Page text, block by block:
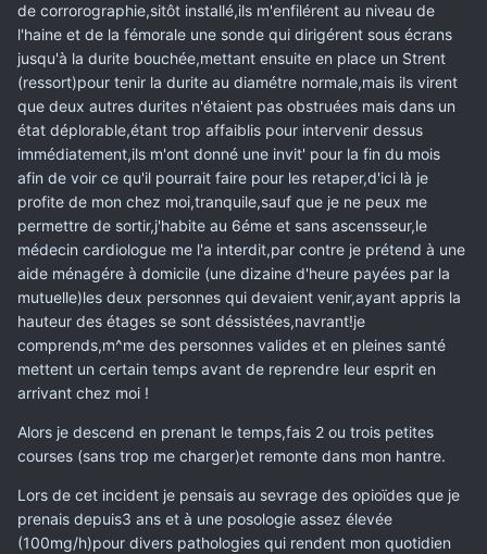
de corrorographie,sitôt installé,ils m'enfilérent au niveau de
l'haine et de la fémorale une sonde qui dirigérent sous écrans
jusqu'à la durite bouchée,mettant ensuite en place un Strent
(ressort)pour tenir la durite au diamétre normale,mais ils virent
que deux autres durites n'étaient pas obstruées mais dans un
état déplorable,étant trop affaiblis pour intervenir dessus
immédiatement,ils m'ont donné une invit' pour la fin du mois
afin de voir ce qu'il pourrait faire pour les retaper,d'ici là je
profite de mon chez moi,tranquile,sauf que je ne peux me
permettre de sortir,j'habite au 6éme et sans ascensseur,le
médecin cardiologue me l'a interdit,par contre je prétend à une
aide ménagére à domicile (une dizaine d'heure payées par la
mutuelle)les deux personnes qui devaient venir,ayant appris la
hauteur des étages se sont déssistées,navrant!je
comprends,m^me des personnes valides et en pleines santé
mettent un certain temps avant de reprendre leur esprit en
arrivant chez moi !
Alors je descend en prenant le temps,fais 2 ou trois petites
courses (sans trop me charger)et remonte dans mon hantre.
Lors de cet incident je pensais au sevrage des opioïdes que je
prenais depuis3 ans et à une posologie assez élevée
(100mg/h)pour divers pathologies qui rendent mon quotidien